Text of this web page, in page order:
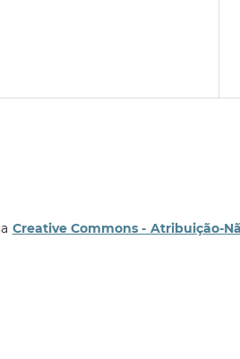
Creative Commons - Atribuição-